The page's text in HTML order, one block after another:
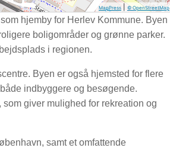
MapPress © OpenStreetMap
hjemby for Herlev Kommune. Byen
boligområder og grønne parker.
i regionen.
Byen er også hjemsted for flere
indbyggere og besøgende.
giver mulighed for rekreation og
samt et omfattende